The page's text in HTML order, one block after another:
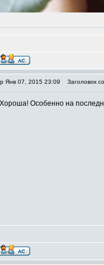
Янв 07, 2015 23:09 Заголовок
Особенно на